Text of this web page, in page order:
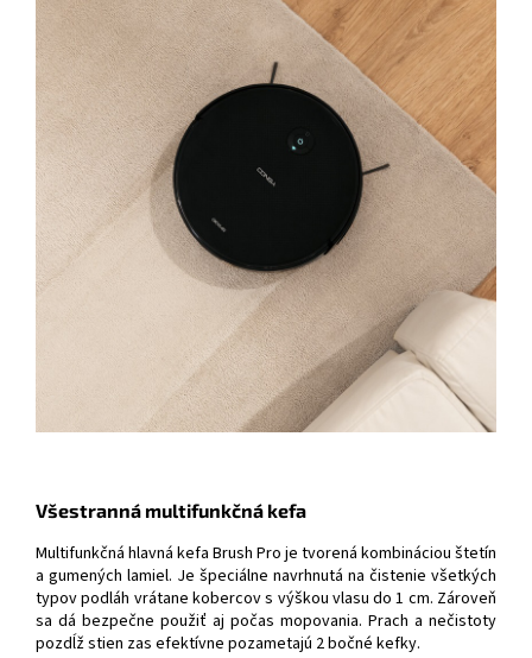
Všestranná multifunkčná kefa
Multifunkčná hlavná kefa Brush Pro je tvorená kombináciou štetín
a gumených lamiel. Je špeciálne navrhnutá na čistenie všetkých
typov podláh vrátane kobercov s výškou vlasu do 1 cm. Zároveň
sa dá bezpečne použiť aj počas mopovania. Prach a nečistoty
pozdĺž stien zas efektívne pozametajú 2 bočné kefky.